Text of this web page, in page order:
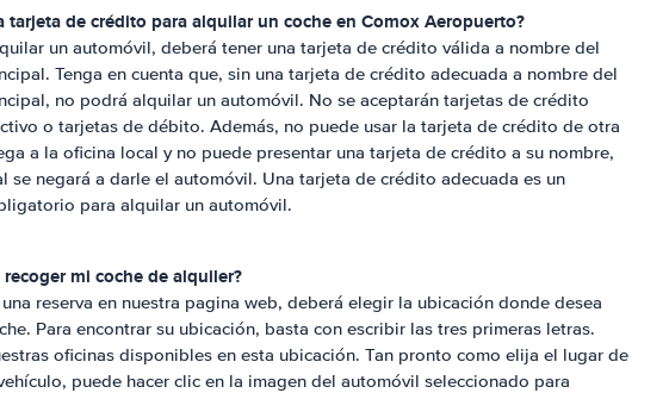
tarjeta de crédito para alquilar un coche en Comox Aeropuerto?
un automóvil, deberá tener una tarjeta de crédito válida a nombre del
Tenga en cuenta que, sin una tarjeta de crédito adecuada a nombre del
no podrá alquilar un automóvil. No se aceptarán tarjetas de crédito
o tarjetas de débito. Además, no puede usar la tarjeta de crédito de otra
a la oficina local y no puede presentar una tarjeta de crédito a su nombre,
se negará a darle el automóvil. Una tarjeta de crédito adecuada es un
para alquilar un automóvil.
mi coche de alquiler?
reserva en nuestra pagina web, deberá elegir la ubicación donde desea
Para encontrar su ubicación, basta con escribir las tres primeras letras.
oficinas disponibles en esta ubicación. Tan pronto como elija el lugar de
puede hacer clic en la imagen del automóvil seleccionado para